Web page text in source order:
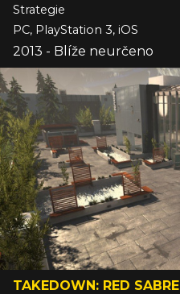
Strategie
PC, PlayStation 3, iOS
2013 - Blíže neurčeno
TAKEDOWN: RED SABRE